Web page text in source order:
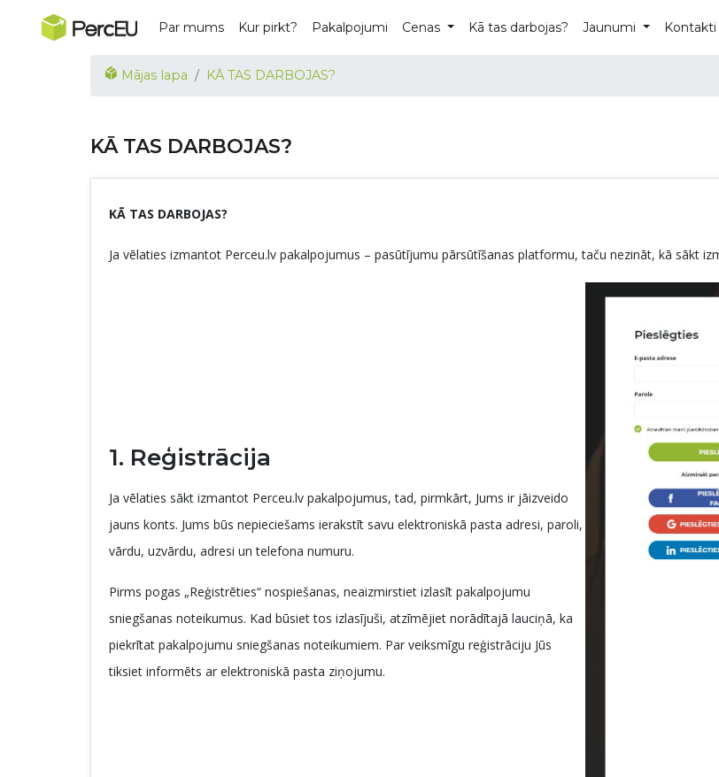
Par mums Kur pirkt? Pakalpojumi Cenas Kā tas darbojas? Jaunumi Kontakti
Mājas lapa KĀ TAS DARBOJAS?
KĀ TAS DARBOJAS?
KĀ TAS DARBOJAS?
Ja vēlaties izmantot Perceu.lv pakalpojumus – pasūtījumu pārsūtīšanas platformu, taču nezināt, kā sākt
1. Reģistrācija
Ja vēlaties sākt izmantot Perceu.lv pakalpojumus, tad, pirmkārt, Jums ir jāizveido
jauns konts. Jums būs nepieciešams ierakstīt savu elektroniskā pasta adresi, paroli,
vārdu, uzvārdu, adresi un telefona numuru.
Pirms pogas „Reģistrēties“ nospiešanas, neaizmirstiet izlasīt pakalpojumu
sniegšanas noteikumus. Kad būsiet tos izlasījuši, atzīmējiet norādītajā lauciņā, ka
piekrītat pakalpojumu sniegšanas noteikumiem. Par veiksmīgu reģistrāciju Jūs
tiksiet informēts ar elektroniskā pasta ziņojumu.